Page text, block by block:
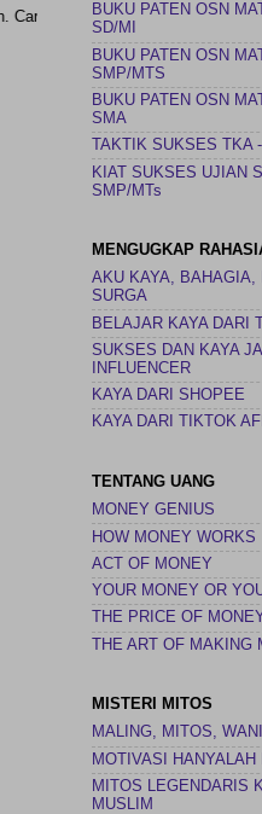
kita adalah
BUKU PATEN OSN
SD/MI
BUKU PATEN OSN
SMP/MTS
BUKU PATEN OSN
SMA
TAKTIK SUKSES TKA
KIAT SUKSES UJIAN
SMP/MTs
MENGUGKAP
AKU KAYA, BAHAGIA,
SURGA
BELAJAR KAYA DARI
SUKSES DAN KAYA
INFLUENCER
KAYA DARI SHOPEE
KAYA DARI TIKTOK
TENTANG UANG
MONEY GENIUS
HOW MONEY WORKS
ACT OF MONEY
YOUR MONEY OR
THE PRICE OF
THE ART OF MAKING
MISTERI MITOS
MALING, MITOS,
MOTIVASI HANYALAH
MITOS LEGENDARIS
MUSLIM